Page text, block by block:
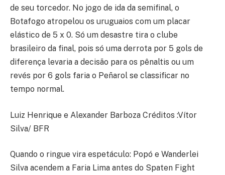
de seu torcedor. No jogo de ida da semifinal, o
Botafogo atropelou os uruguaios com um placar
elástico de 5 x 0. Só um desastre tira o clube
brasileiro da final, pois só uma derrota por 5 gols de
diferença levaria a decisão para os pênaltis ou um
revés por 6 gols faria o Peñarol se classificar no
tempo normal.
Luiz Henrique e Alexander Barboza Créditos :Vítor
Silva/ BFR
Quando o ringue vira espetáculo: Popó e Wanderlei
Silva acendem a Faria Lima antes do Spaten Fight